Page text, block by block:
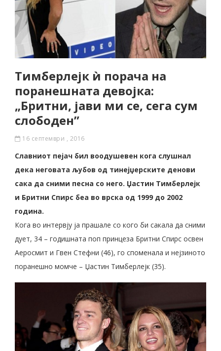
Тимберлејк ѝ порача на
поранешната девојка:
„Бритни, јави ми се, сега сум
слободен”
16 септември , 2016
Славниот пејач бил воодушевен кога слушнал
дека неговата љубов од тинејџерските денови
сака да сними песна со него. Џастин Тимберлејк
и Бритни Спирс беа во врска од 1999 до 2002
година.
Кога во интервју ја прашале со кого би сакала да сними
дует, 34 – годишната поп принцеза Бритни Спирс освен
Аеросмит и Гвен Стефни (46), го споменала и нејзиното
поранешно момче – Џастин Тимберлејк (35).